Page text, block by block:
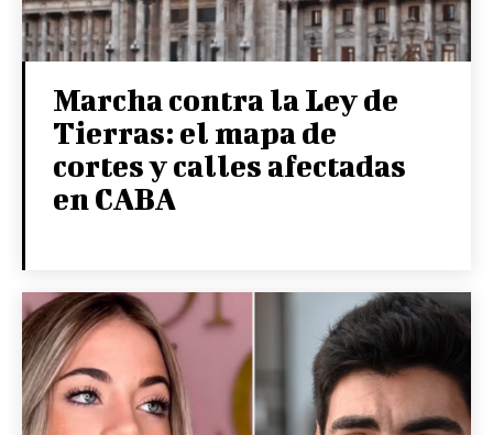
Marcha contra la Ley de
Tierras: el mapa de
cortes y calles afectadas
en CABA